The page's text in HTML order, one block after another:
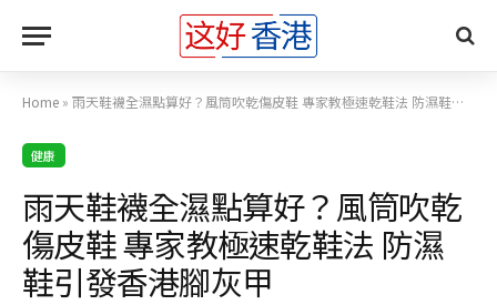
Home » 雨天鞋襪全濕點算好？風筒吹乾傷皮鞋 專家教極速乾鞋法 防濕鞋引發香港腳灰甲
健康
雨天鞋襪全濕點算好？風筒吹乾
傷皮鞋 專家教極速乾鞋法 防濕
鞋引發香港腳灰甲